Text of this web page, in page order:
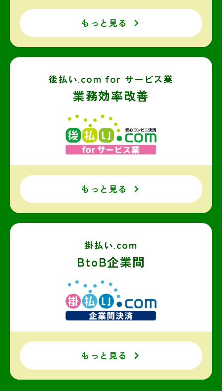
もっと見る
後払い.com for サービス業
業務効率改善
もっと見る
掛払い.com
BtoB企業間
もっと見る